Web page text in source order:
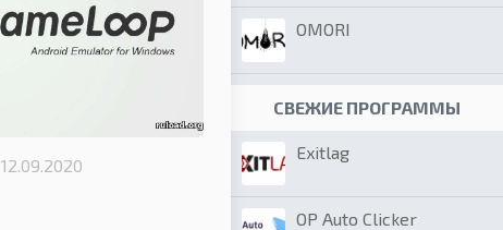
12.09.2020
OMORI
СВЕЖИЕ ПРОГРАММЫ
Exitlag
OP Auto Clicker